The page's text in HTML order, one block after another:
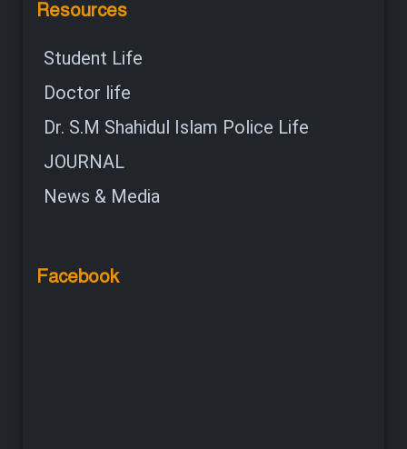
Resources
Student Life
Doctor life
Dr. S.M Shahidul Islam Police Life
JOURNAL
News & Media
Facebook